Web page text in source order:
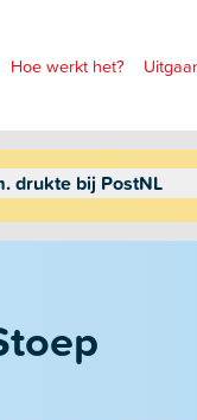
Hoe werkt het?
drukte bij PostNL